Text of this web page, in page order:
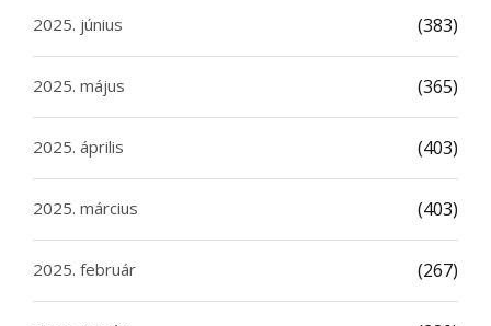
2025. június (383)
2025. május (365)
2025. április (403)
2025. március (403)
2025. február (267)